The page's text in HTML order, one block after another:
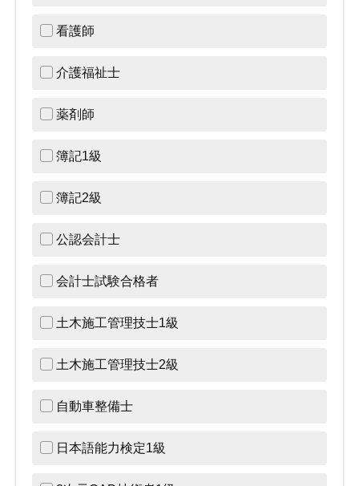
看護師
介護福祉士
薬剤師
簿記1級
簿記2級
公認会計士
会計士試験合格者
土木施工管理技士1級
土木施工管理技士2級
自動車整備士
日本語能力検定1級